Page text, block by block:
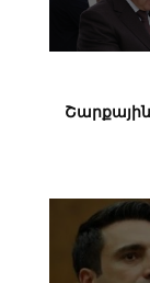
Շարքային